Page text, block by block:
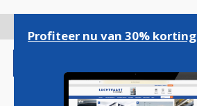
gaan
Profiteer nu van 30% korting